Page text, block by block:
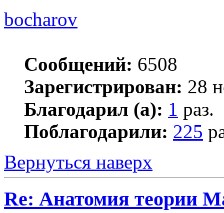
bocharov
Сообщений: 6508
Зарегистрирован: 28
Благодарил (а): 1 раз.
Поблагодарили: 225
Вернуться наверх
Re: Анатомия теории